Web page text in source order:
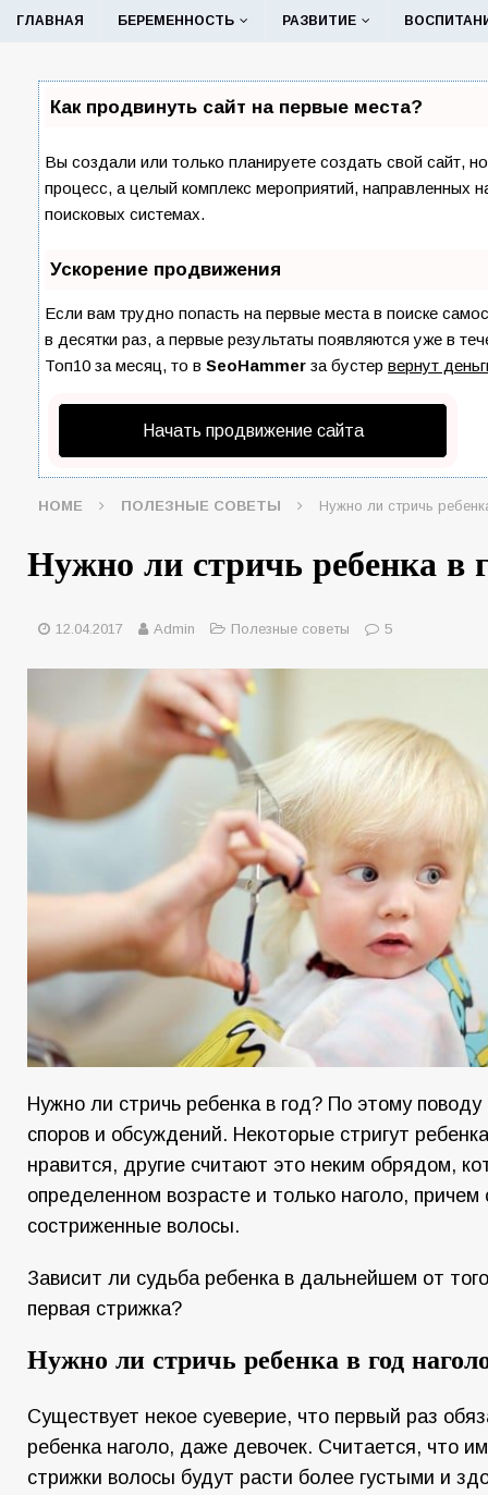
ГЛАВНАЯ БЕРЕМЕННОСТЬ РАЗВИТИЕ
Как продвинуть сайт на первые места?
Вы создали или только планируете создать свой сайт,
процесс, а целый комплекс мероприятий, направленных
поисковых системах.
Ускорение продвижения
Если вам трудно попасть на первые места в поиске
в десятки раз, а первые результаты появляются уже в
Топ10 за месяц, то в SeoHammer за бустер вернут
Начать продвижение сайта
HOME ПОЛЕЗНЫЕ СОВЕТЫ Нужно ли стричь
Нужно ли стричь ребенка в
12.04.2017 Admin Полезные советы 5
Нужно ли стричь ребенка в год? По этому
споров и обсуждений. Некоторые стригут
нравится, другие считают это неким обрядом,
определенном возрасте и только наголо, причем
состриженные волосы.
Зависит ли судьба ребенка в дальнейшем от
первая стрижка?
Нужно ли стричь ребенка в год
Существует некое суеверие, что первый раз
ребенка наголо, даже девочек. Считается, что
стрижки волосы будут расти более густыми и